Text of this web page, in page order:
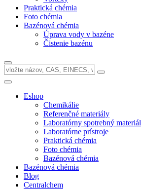
Praktická chémia
Foto chémia
Bazénová chémia
Úprava vody v bazéne
Čistenie bazénu
Eshop
Chemikálie
Referenčné materiály
Laboratórny spotrebný materiál
Laboratórne prístroje
Praktická chémia
Foto chémia
Bazénová chémia
Bazénová chémia
Blog
Centralchem